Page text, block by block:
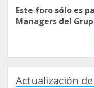
Este foro sólo es
Managers del
Actualización